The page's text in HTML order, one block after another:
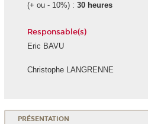
(+ ou - 10%) : 30 heures
Responsable(s)
Eric BAVU
Christophe LANGRENNE
PRÉSENTATION